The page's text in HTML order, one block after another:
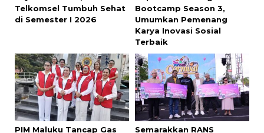
Telkomsel Tumbuh Sehat
di Semester I 2026
Bootcamp Season 3,
Umumkan Pemenang
Karya Inovasi Sosial
Terbaik
PIM Maluku Tancap Gas
Semarakkan RANS